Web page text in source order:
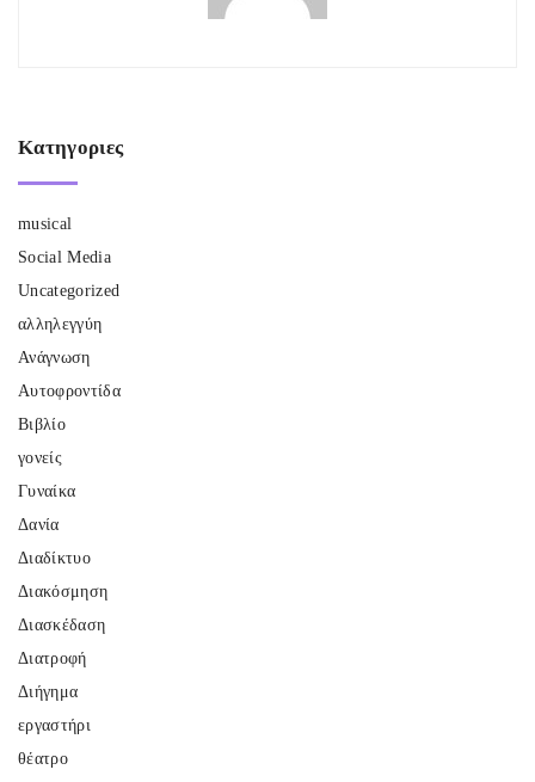
Κατηγοριες
musical
Social Media
Uncategorized
αλληλεγγύη
Ανάγνωση
Αυτοφροντίδα
Βιβλίο
γονείς
Γυναίκα
Δανία
Διαδίκτυο
Διακόσμηση
Διασκέδαση
Διατροφή
Διήγημα
εργαστήρι
θέατρο